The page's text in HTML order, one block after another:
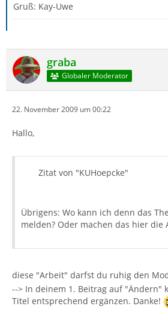
Gruß: Kay-Uwe
graba
Globaler Moderator
22. November 2009 um 00:22
Hallo,
Zitat von "KUHoepcke"
Übrigens: Wo kann ich denn das
melden? Oder machen das hier die
diese "Arbeit" darfst du ruhig den
--> In deinem 1. Beitrag auf "Ändern"
Titel entsprechend ergänzen. Danke!